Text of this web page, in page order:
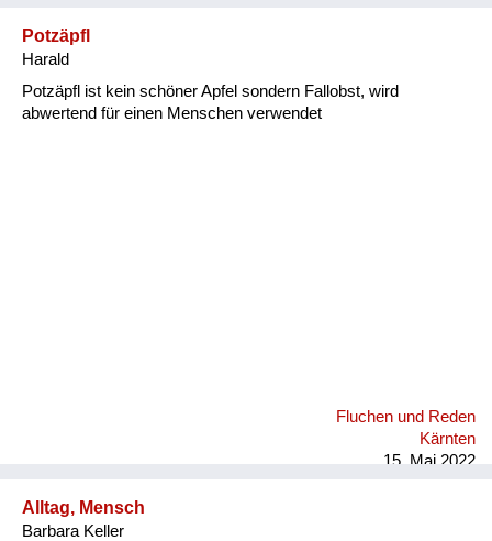
Potzäpfl
Harald
Potzäpfl ist kein schöner Apfel sondern Fallobst, wird
abwertend für einen Menschen verwendet
Fluchen und Reden
Kärnten
15. Mai 2022
Alltag, Mensch
Barbara Keller